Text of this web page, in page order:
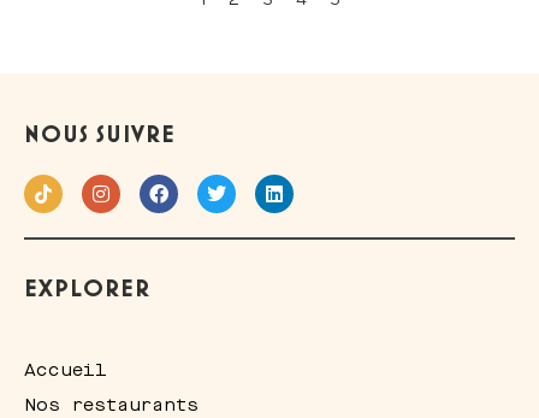
NOUS SUIVRE
EXPLORER
Accueil
Nos restaurants